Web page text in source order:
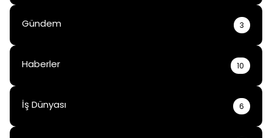
Gündem 3
Haberler 10
İş Dünyası 6